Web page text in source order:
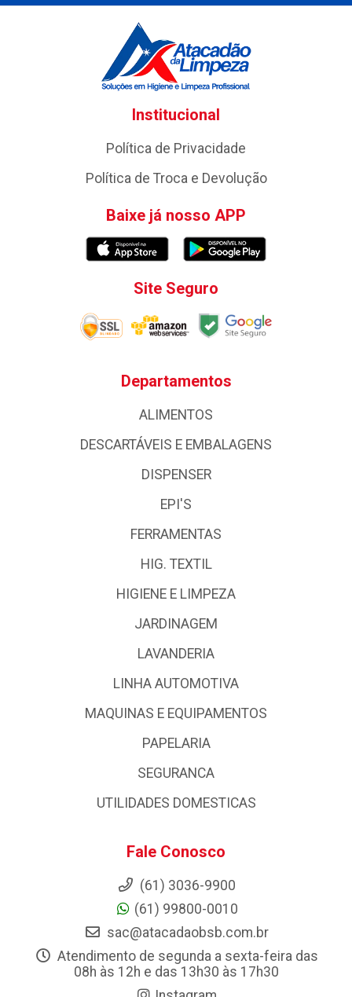
Institucional
Política de Privacidade
Política de Troca e Devolução
Baixe já nosso APP
Site Seguro
Departamentos
ALIMENTOS
DESCARTÁVEIS E EMBALAGENS
DISPENSER
EPI'S
FERRAMENTAS
HIG. TEXTIL
HIGIENE E LIMPEZA
JARDINAGEM
LAVANDERIA
LINHA AUTOMOTIVA
MAQUINAS E EQUIPAMENTOS
PAPELARIA
SEGURANCA
UTILIDADES DOMESTICAS
Fale Conosco
(61) 3036-9900
(61) 99800-0010
sac@atacadaobsb.com.br
Atendimento de segunda a sexta-feira das
08h às 12h e das 13h30 às 17h30